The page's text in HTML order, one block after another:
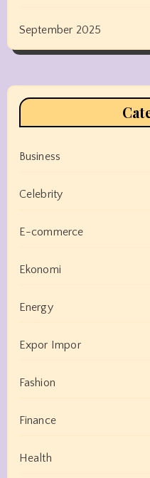
September 2025
Business
Celebrity
E-commerce
Ekonomi
Energy
Expor Impor
Fashion
Finance
Health